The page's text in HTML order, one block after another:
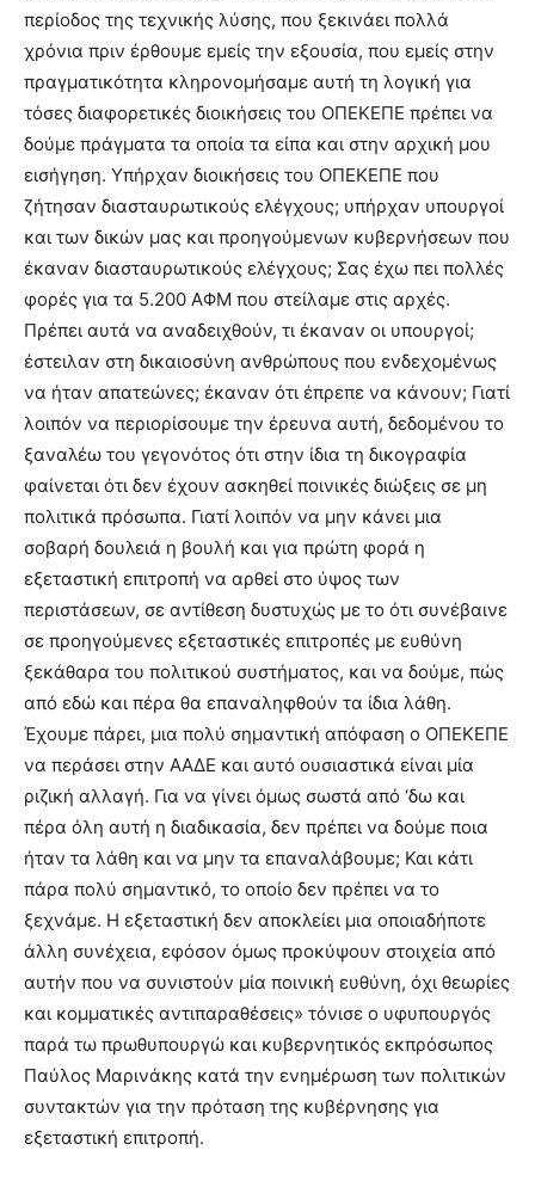
περίοδος της τεχνικής λύσης, που ξεκινάει πολλά
χρόνια πριν έρθουμε εμείς την εξουσία, που εμείς στην
πραγματικότητα κληρονομήσαμε αυτή τη λογική για
τόσες διαφορετικές διοικήσεις του ΟΠΕΚΕΠΕ πρέπει να
δούμε πράγματα τα οποία τα είπα και στην αρχική μου
εισήγηση. Υπήρχαν διοικήσεις του ΟΠΕΚΕΠΕ που
ζήτησαν διασταυρωτικούς ελέγχους; υπήρχαν υπουργοί
και των δικών μας και προηγούμενων κυβερνήσεων που
έκαναν διασταυρωτικούς ελέγχους; Σας έχω πει πολλές
φορές για τα 5.200 ΑΦΜ που στείλαμε στις αρχές.
Πρέπει αυτά να αναδειχθούν, τι έκαναν οι υπουργοί;
έστειλαν στη δικαιοσύνη ανθρώπους που ενδεχομένως
να ήταν απατεώνες; έκαναν ότι έπρεπε να κάνουν; Γιατί
λοιπόν να περιορίσουμε την έρευνα αυτή, δεδομένου το
ξαναλέω του γεγονότος ότι στην ίδια τη δικογραφία
φαίνεται ότι δεν έχουν ασκηθεί ποινικές διώξεις σε μη
πολιτικά πρόσωπα. Γιατί λοιπόν να μην κάνει μια
σοβαρή δουλειά η βουλή και για πρώτη φορά η
εξεταστική επιτροπή να αρθεί στο ύψος των
περιστάσεων, σε αντίθεση δυστυχώς με το ότι συνέβαινε
σε προηγούμενες εξεταστικές επιτροπές με ευθύνη
ξεκάθαρα του πολιτικού συστήματος, και να δούμε, πώς
από εδώ και πέρα θα επαναληφθούν τα ίδια λάθη.
Έχουμε πάρει, μια πολύ σημαντική απόφαση ο ΟΠΕΚΕΠΕ
να περάσει στην ΑΑΔΕ και αυτό ουσιαστικά είναι μία
ριζική αλλαγή. Για να γίνει όμως σωστά από ‘δω και
πέρα όλη αυτή η διαδικασία, δεν πρέπει να δούμε ποια
ήταν τα λάθη και να μην τα επαναλάβουμε; Και κάτι
πάρα πολύ σημαντικό, το οποίο δεν πρέπει να το
ξεχνάμε. H εξεταστική δεν αποκλείει μια οποιαδήποτε
άλλη συνέχεια, εφόσον όμως προκύψουν στοιχεία από
αυτήν που να συνιστούν μία ποινική ευθύνη, όχι θεωρίες
και κομματικές αντιπαραθέσεις» τόνισε ο υφυπουργός
παρά τω πρωθυπουργώ και κυβερνητικός εκπρόσωπος
Παύλος Μαρινάκης κατά την ενημέρωση των πολιτικών
συντακτών για την πρόταση της κυβέρνησης για
εξεταστική επιτροπή.